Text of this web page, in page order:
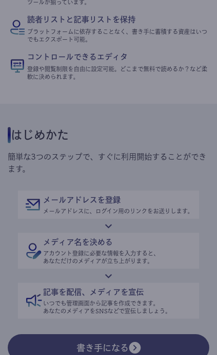
ツールが揃っています。
読者リストと記事リストを保持
プラットフォームに依存することなく、書き手に蓄積する資産はいつ
でもエクスポート可能。
コントロールできるエディタ
登録や閲覧制限を自由に設定可能。どこまで無料で読めるか？など柔
軟に決められます。
はじめかた
簡単な3つのステップで、すぐに利用開始することができ
ます。
メールアドレスを登録
メールアドレスに、ログイン用のリンクをお送りします。
メディア名を決める
アカウント登録に必要な情報を入力すると、
あなただけのメディアが立ち上がります。
記事を配信、メディアを宣伝
いつでも管理画面から記事を作成できます。
あなたのメディアをSNSなどで宣伝しましょう。
書き手になる